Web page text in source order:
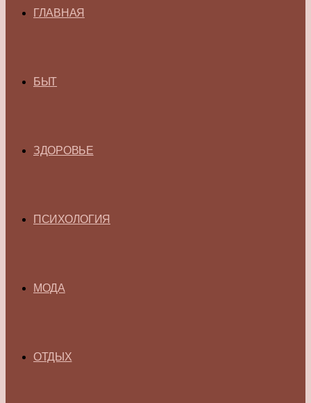
ГЛАВНАЯ
БЫТ
ЗДОРОВЬЕ
ПСИХОЛОГИЯ
МОДА
ОТДЫХ